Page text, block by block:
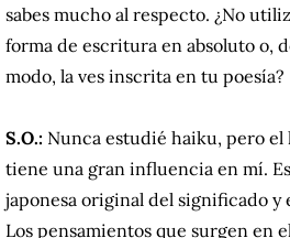
sabes mucho al respecto. ¿No
forma de escritura en absoluto o,
modo, la ves inscrita en tu poesía?
S.O.: Nunca estudié haiku, pero el
tiene una gran influencia en mí.
japonesa original del significado y
Los pensamientos que surgen en